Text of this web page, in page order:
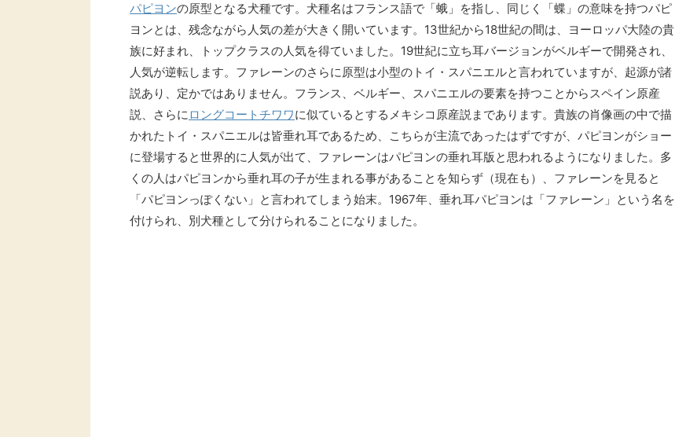
パピヨンの原型となる犬種です。犬種名はフランス語で「蛾」を指し、同じく「蝶」の意味を持つパピ
ヨンとは、残念ながら人気の差が大きく開いています。13世紀から18世紀の間は、ヨーロッパ大陸の貴
族に好まれ、トップクラスの人気を得ていました。19世紀に立ち耳バージョンがベルギーで開発され、
人気が逆転します。ファレーンのさらに原型は小型のトイ・スパニエルと言われていますが、起源が諸
説あり、定かではありません。フランス、ベルギー、スパニエルの要素を持つことからスペイン原産
説、さらにロングコートチワワに似ているとするメキシコ原産説まであります。貴族の肖像画の中で描
かれたトイ・スパニエルは皆垂れ耳であるため、こちらが主流であったはずですが、パピヨンがショー
に登場すると世界的に人気が出て、ファレーンはパピヨンの垂れ耳版と思われるようになりました。多
くの人はパピヨンから垂れ耳の子が生まれる事があることを知らず（現在も）、ファレーンを見ると
「パピヨンっぽくない」と言われてしまう始末。1967年、垂れ耳パピヨンは「ファレーン」という名を
付けられ、別犬種として分けられることになりました。